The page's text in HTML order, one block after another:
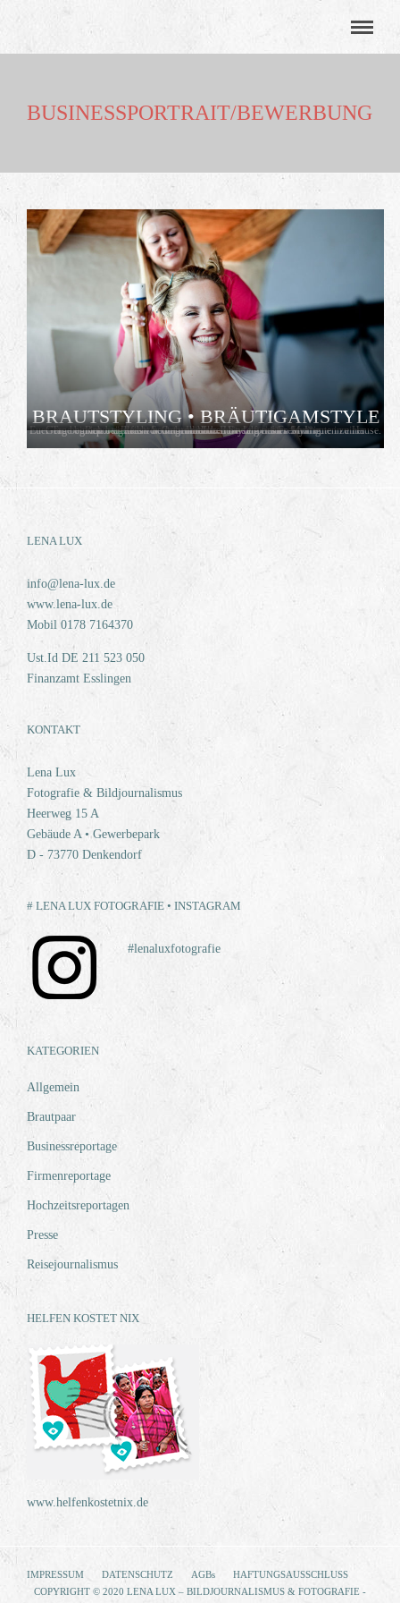
BUSINESSPORTRAIT/BEWERBUNG
BRAUTSTYLING • BRÄUTIGAMSTYLE
Euer Tag beginnt... vielleicht beim gemütlichen Styling mit Freund*innen zu Hause. Gerne bin ich bei Euch vor Ort und halte Eure schönesten Momente in einer Reportage fest. So habt Ihr Eure Hände frei fürs Styling.
mehr...
LENA LUX
info@lena-lux.de
www.lena-lux.de
Mobil 0178 7164370
Ust.Id DE 211 523 050
Finanzamt Esslingen
KONTAKT
Lena Lux
Fotografie & Bildjournalismus
Heerweg 15 A
Gebäude A • Gewerbepark
D - 73770 Denkendorf
# LENA LUX FOTOGRAFIE • INSTAGRAM
#lenaluxfotografie
KATEGORIEN
Allgemein
Brautpaar
Businessreportage
Firmenreportage
Hochzeitsreportagen
Presse
Reisejournalismus
HELFEN KOSTET NIX
www.helfenkostetnix.de
IMPRESSUM DATENSCHUTZ AGBs
HAFTUNGSAUSSCHLUSS
COPYRIGHT © 2020 LENA LUX – BILDJOURNALISMUS & FOTOGRAFIE -